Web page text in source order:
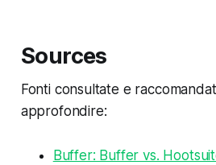
Sources
Fonti consultate e
approfondire:
Buffer: Buffer vs.